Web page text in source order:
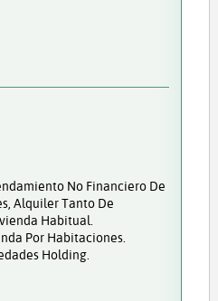
No Financiero De
Alquiler Tanto De
Habitual.
Por Habitaciones.
Holding.